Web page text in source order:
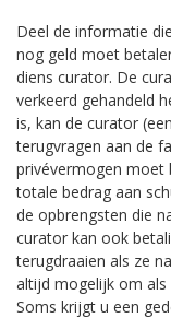
Deel de informatie
nog geld moet
diens curator. De
verkeerd gehandeld
is, kan de curator
terugvragen aan de
privévermogen moet
totale bedrag aan
de opbrengsten die
curator kan ook
terugdraaien als ze
altijd mogelijk om als
Soms krijgt u een